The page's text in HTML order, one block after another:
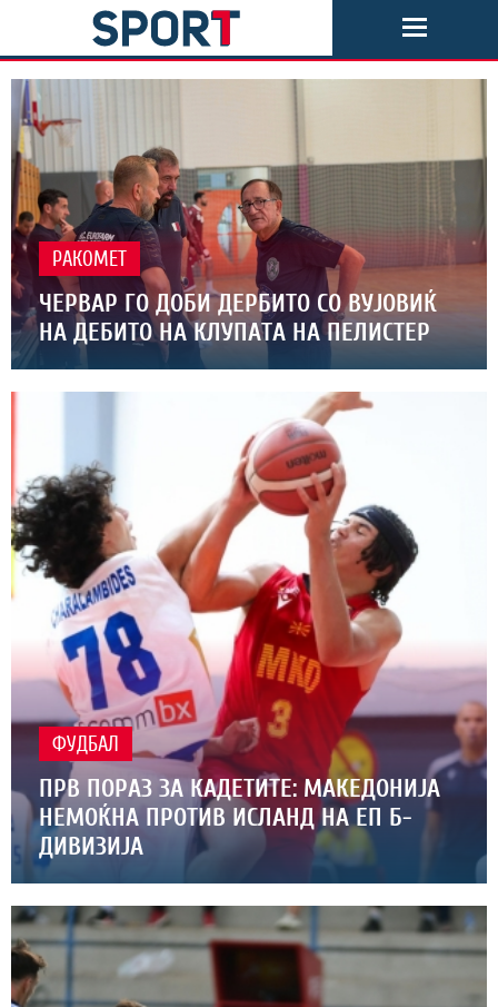
РАКОМЕТ
ЧЕРВАР ГО ДОБИ ДЕРБИТО СО ВУЈОВИЌ
НА ДЕБИТО НА КЛУПАТА НА ПЕЛИСТЕР
ФУДБАЛ
ПРВ ПОРАЗ ЗА КАДЕТИТЕ: МАКЕДОНИЈА
НЕМОЌНА ПРОТИВ ИСЛАНД НА ЕП Б-
ДИВИЗИЈА